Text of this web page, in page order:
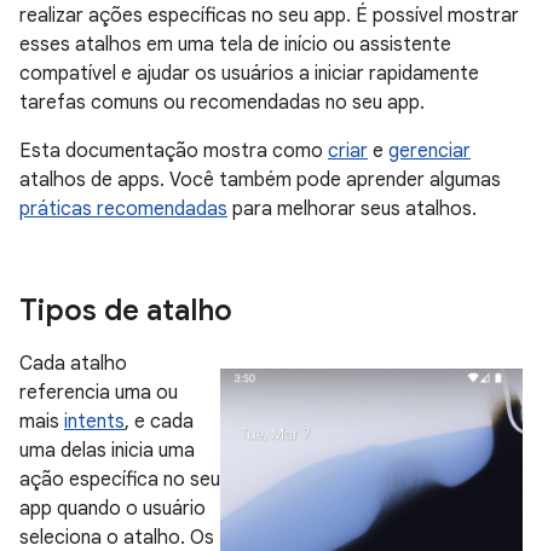
realizar ações específicas no seu app. É possível mostrar
esses atalhos em uma tela de início ou assistente
compatível e ajudar os usuários a iniciar rapidamente
tarefas comuns ou recomendadas no seu app.
Esta documentação mostra como criar e gerenciar
atalhos de apps. Você também pode aprender algumas
práticas recomendadas para melhorar seus atalhos.
Tipos de atalho
Cada atalho
referencia uma ou
mais intents, e cada
uma delas inicia uma
ação específica no seu
app quando o usuário
seleciona o atalho. Os